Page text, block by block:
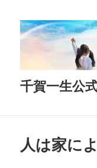
千賀一生公
人は家に